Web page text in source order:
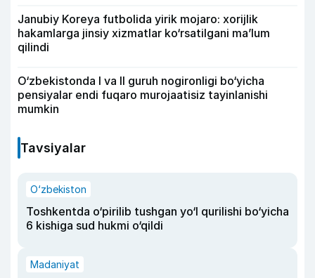
Janubiy Koreya futbolida yirik mojaro: xorijlik
hakamlarga jinsiy xizmatlar ko‘rsatilgani ma’lum
qilindi
O‘zbekistonda I va II guruh nogironligi bo‘yicha
pensiyalar endi fuqaro murojaatisiz tayinlanishi
mumkin
Tavsiyalar
O‘zbekiston
Toshkentda o‘pirilib tushgan yo‘l qurilishi bo‘yicha
6 kishiga sud hukmi o‘qildi
Madaniyat